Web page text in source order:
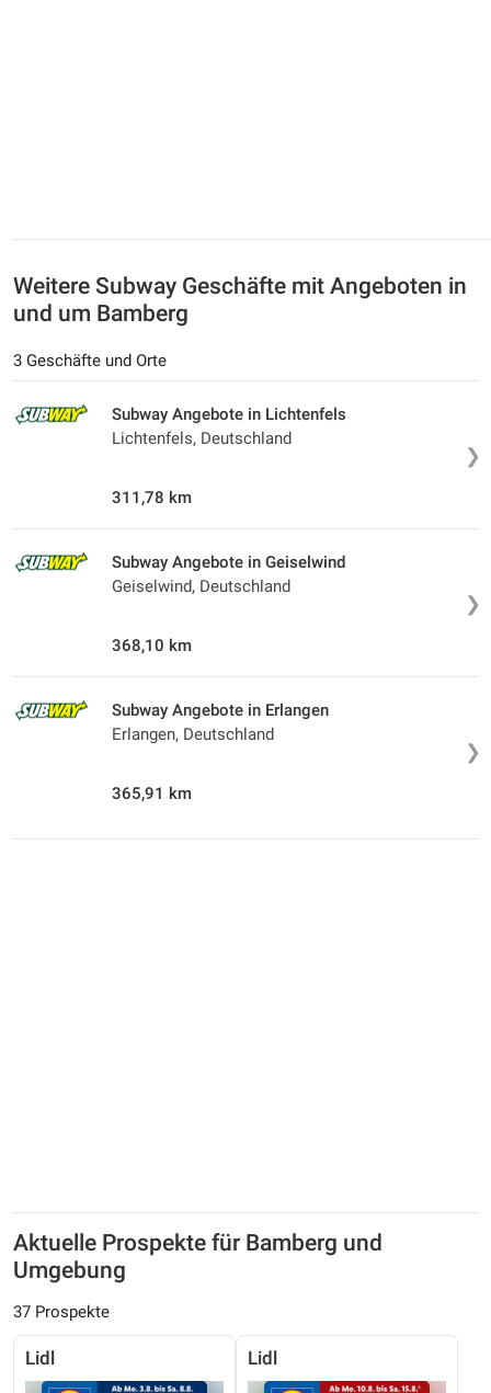
Weitere Subway Geschäfte mit Angeboten in
und um Bamberg
3 Geschäfte und Orte
❯
Subway Angebote in Lichtenfels
Lichtenfels, Deutschland
311,78 km
❯
Subway Angebote in Geiselwind
Geiselwind, Deutschland
368,10 km
❯
Subway Angebote in Erlangen
Erlangen, Deutschland
365,91 km
Aktuelle Prospekte für Bamberg und
Umgebung
37 Prospekte
Lidl Lidl